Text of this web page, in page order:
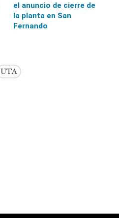
el anuncio de cierre de
la planta en San
Fernando
UTA